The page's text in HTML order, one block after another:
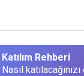
Katılım Rehberi
Nasıl